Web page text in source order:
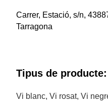
Carrer, Estació, s/n,
Tarragona
Tipus de producte:
Vi blanc, Vi rosat, Vi